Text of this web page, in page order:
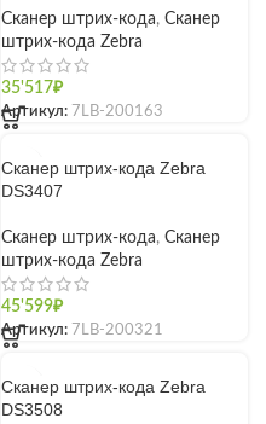
Сканер штрих-кода, Сканер
штрих-кода Zebra
35'517₽
Артикул: 7LB-200163
Сканер штрих-кода Zebra
DS3407
Сканер штрих-кода, Сканер
штрих-кода Zebra
45'599₽
Артикул: 7LB-200321
Сканер штрих-кода Zebra
DS3508